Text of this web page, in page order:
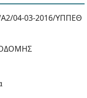
04-03-2016/ΥΠΠΕΘ